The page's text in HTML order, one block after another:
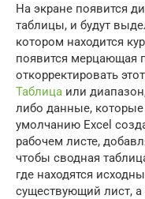
На экране появится
таблицы, и будут
котором находится
появится мерцающая
откорректировать этот
Таблица или
либо данные,
умолчанию Excel
рабочем листе,
чтобы сводная
где находятся
существующий лист,